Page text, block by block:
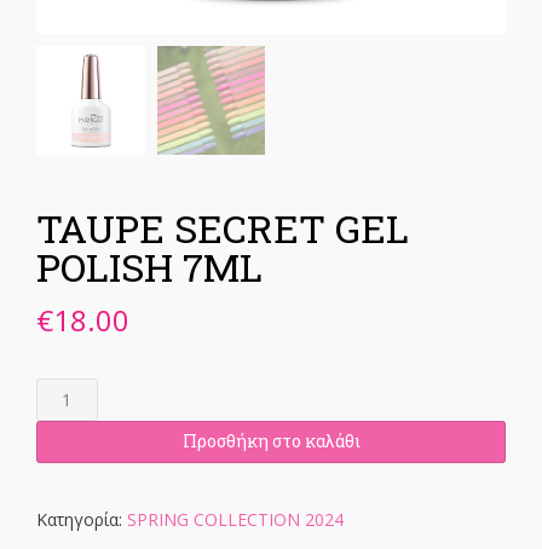
TAUPE SECRET GEL
POLISH 7ML
€18.00
TAUPE
POLISH
ποσότητα
Προσθήκη στο καλάθι
Κατηγορία: SPRING COLLECTION 2024